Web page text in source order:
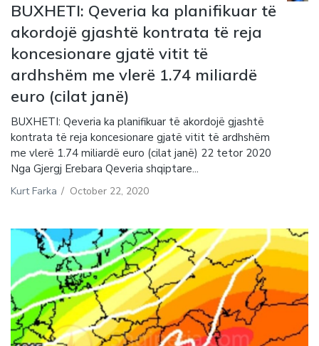
BUXHETI: Qeveria ka planifikuar të
akordojë gjashtë kontrata të reja
koncesionare gjatë vitit të
ardhshëm me vlerë 1.74 miliardë
euro (cilat janë)
BUXHETI: Qeveria ka planifikuar të akordojë gjashtë
kontrata të reja koncesionare gjatë vitit të ardhshëm
me vlerë 1.74 miliardë euro (cilat janë) 22 tetor 2020
Nga Gjergj Erebara Qeveria shqiptare...
Kurt Farka / October 22, 2020